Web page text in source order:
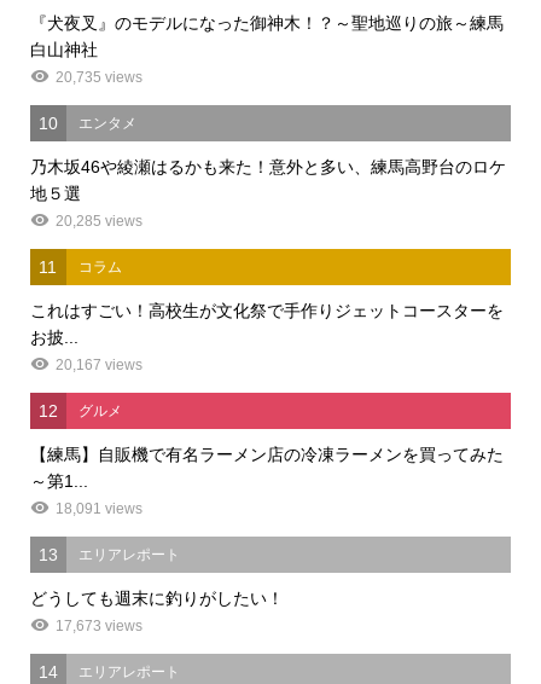
『犬夜叉』のモデルになった御神木！？～聖地巡りの旅～練馬
白山神社
20,735 views
10 エンタメ
乃木坂46や綾瀬はるかも来た！意外と多い、練馬高野台のロケ
地５選
20,285 views
11 コラム
これはすごい！高校生が文化祭で手作りジェットコースターを
お披...
20,167 views
12 グルメ
【練馬】自販機で有名ラーメン店の冷凍ラーメンを買ってみた
～第1...
18,091 views
13 エリアレポート
どうしても週末に釣りがしたい！
17,673 views
14 エリアレポート